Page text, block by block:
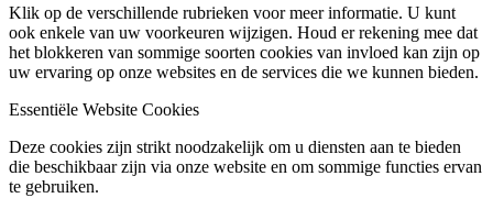
Klik op de verschillende rubrieken voor meer informatie. U kunt
ook enkele van uw voorkeuren wijzigen. Houd er rekening mee dat
het blokkeren van sommige soorten cookies van invloed kan zijn op
uw ervaring op onze websites en de services die we kunnen bieden.
Essentiële Website Cookies
Deze cookies zijn strikt noodzakelijk om u diensten aan te bieden
die beschikbaar zijn via onze website en om sommige functies ervan
te gebruiken.